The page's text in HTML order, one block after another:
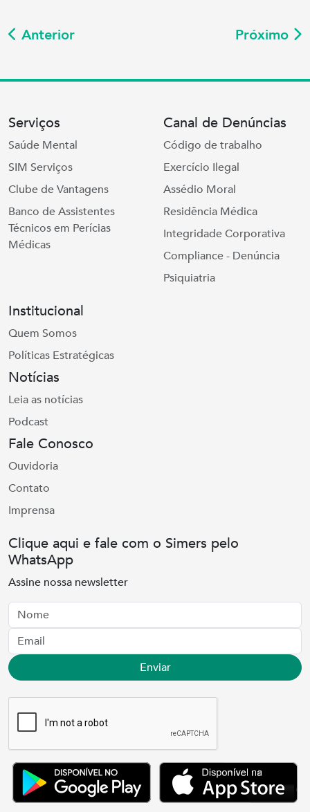
Anterior Próximo
Serviços
Saúde Mental
SIM Serviços
Clube de Vantagens
Banco de Assistentes
Técnicos em Perícias
Médicas
Canal de Denúncias
Código de trabalho
Exercício Ilegal
Assédio Moral
Residência Médica
Integridade Corporativa
Compliance - Denúncia
Psiquiatria
Institucional
Quem Somos
Políticas Estratégicas
Notícias
Leia as notícias
Podcast
Fale Conosco
Ouvidoria
Contato
Imprensa
Clique aqui e fale com o Simers pelo
WhatsApp
Assine nossa newsletter
Nome
Email
Enviar